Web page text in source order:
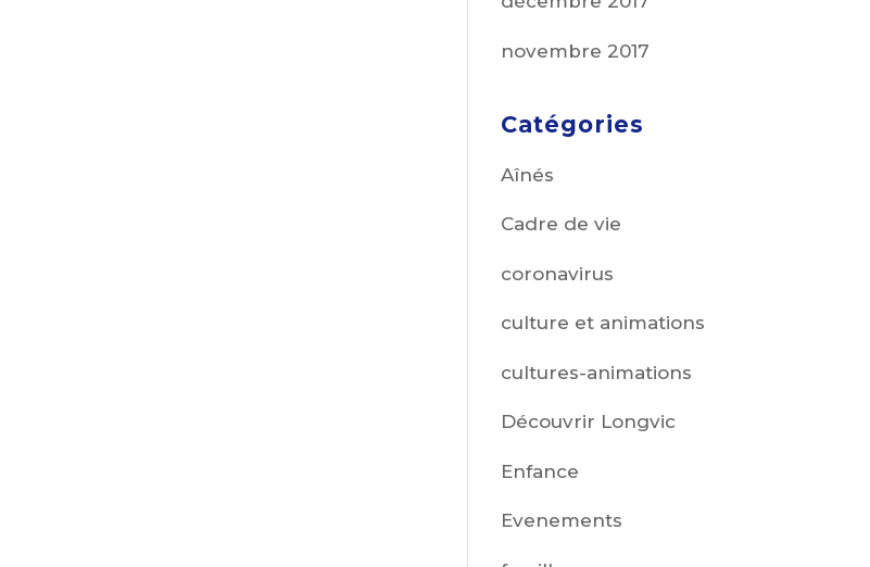
novembre 2017
Catégories
Aînés
Cadre de vie
coronavirus
culture et animations
cultures-animations
Découvrir Longvic
Enfance
Evenements